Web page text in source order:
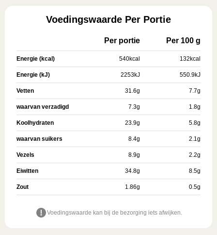
Voedingswaarde Per Portie
Per portie Per 100 g
Energie (kcal) 540kcal 132kcal
Energie (kJ) 2253kJ 550.9kJ
Vetten 31.6g 7.7g
waarvan verzadigd 7.3g 1.8g
Koolhydraten 23.9g 5.8g
waarvan suikers 8.4g 2.1g
Vezels 8.9g 2.2g
Eiwitten 34.8g 8.5g
Zout 1.86g 0.5g
Voedingswaarde kan bij de bezorging iets afwijken.